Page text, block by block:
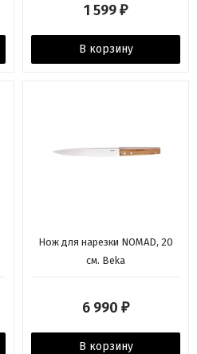
1 599 ₽
В корзину
Нож для нарезки NOMAD, 20
см. Beka
6 990 ₽
В корзину